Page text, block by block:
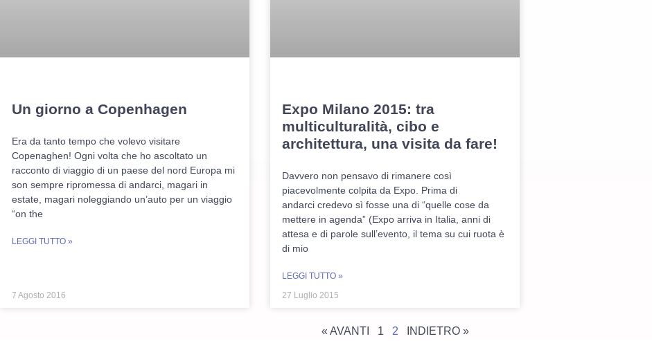
Un giorno a Copenhagen
Era da tanto tempo che volevo visitare
Copenaghen! Ogni volta che ho ascoltato un
racconto di viaggio di un paese del nord Europa mi
son sempre ripromessa di andarci, magari in
estate, magari noleggiando un’auto per un viaggio
“on the
LEGGI TUTTO »
7 Agosto 2016
Expo Milano 2015: tra
multiculturalità, cibo e
architettura, una visita da fare!
Davvero non pensavo di rimanere così
piacevolmente colpita da Expo. Prima di
andarci credevo sì fosse una di “quelle cose da
mettere in agenda” (Expo arriva in Italia, anni di
attesa e di parole sull’evento, il tema su cui ruota è
di mio
LEGGI TUTTO »
27 Luglio 2015
« AVANTI 1 2 INDIETRO »